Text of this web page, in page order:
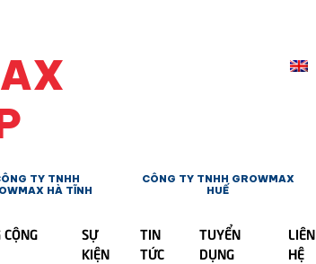
TY TNHH
HÀ TĨNH
CÔNG TY TNHH GROWMAX
HUẾ
SỰ
KIỆN
TIN
TỨC
TUYỂN
DỤNG
LIÊN
HỆ